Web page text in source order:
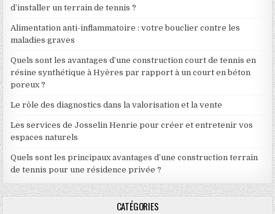
d’installer un terrain de tennis ?
Alimentation anti-inflammatoire : votre bouclier contre les
maladies graves
Quels sont les avantages d’une construction court de tennis en
résine synthétique à Hyères par rapport à un court en béton
poreux ?
Le rôle des diagnostics dans la valorisation et la vente
Les services de Josselin Henrie pour créer et entretenir vos
espaces naturels
Quels sont les principaux avantages d’une construction terrain
de tennis pour une résidence privée ?
CATÉGORIES